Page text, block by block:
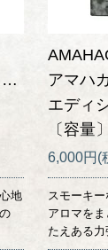
地
アマハガ
エディ
〔容量
6,000円(
スモーキ
アロマを
たえある力